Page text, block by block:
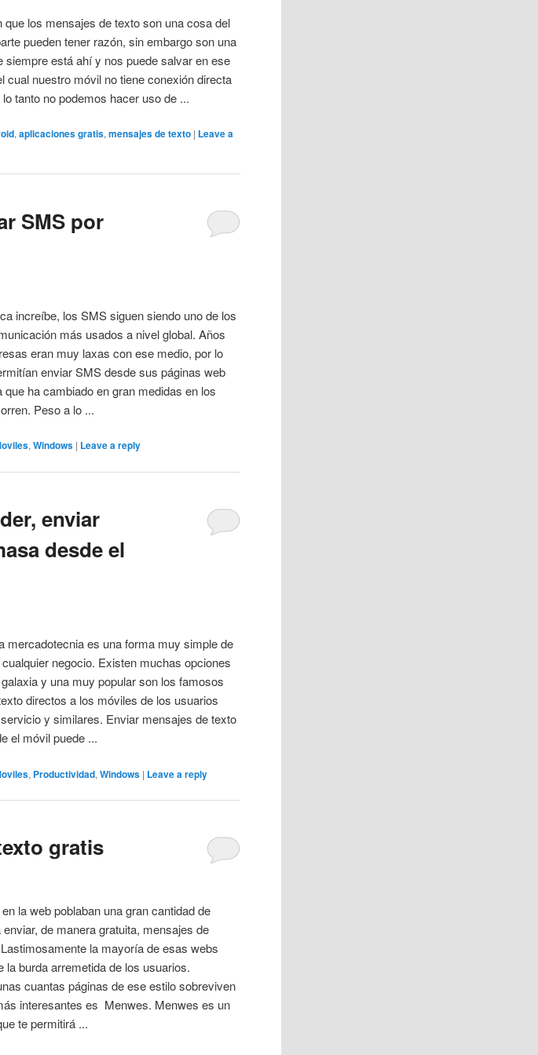
que los mensajes de texto son una cosa del
pueden tener razón, sin embargo son una
siempre está ahí y nos puede salvar en ese
cual nuestro móvil no tiene conexión directa
tanto no podemos hacer uso de ...
,aplicaciones gratis,mensajes de texto | Leave a
SMS por
increíbe, los SMS siguen siendo uno de los
más usados a nivel global. Años
eran muy laxas con ese medio, por lo
enviar SMS desde sus páginas web
ha cambiado en gran medidas en los
Peso a lo ...
,Windows | Leave a reply
enviar
desde el
mercadotecnia es una forma muy simple de
negocio. Existen muchas opciones
y una muy popular son los famosos
directos a los móviles de los usuarios
y similares. Enviar mensajes de texto
el móvil puede ...
, Productividad,Windows | Leave a reply
gratis
la web poblaban una gran cantidad de
de manera gratuita, mensajes de
la mayoría de esas webs
la burda arremetida de los usuarios.
cuantas páginas de ese estilo sobreviven
interesantes es Menwes. Menwes es un
te permitirá ...